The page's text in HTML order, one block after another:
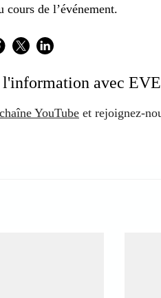
cours de l’événement.
TwitterLinkedIn
l'information avec
YouTube et rejoignez-